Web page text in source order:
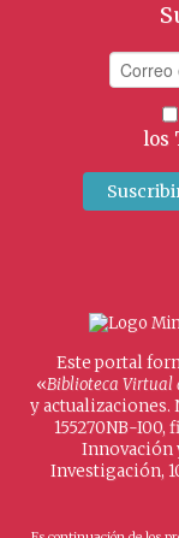
los
Este portal
«Biblioteca Virtual
y actualizaciones.
155270NB-
Innovación
Investigación,